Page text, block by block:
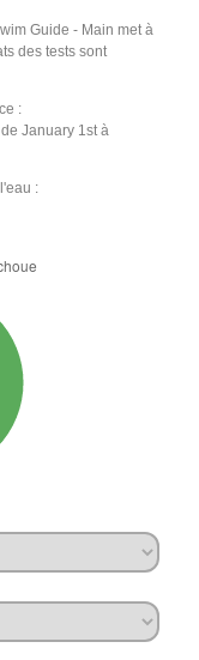
Guide - Main met à
des tests sont
:
January 1st à
: